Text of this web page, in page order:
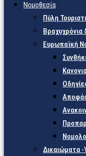
Νομοθεσία
Πύλη
Βραχυχρόνια
Ευρωπαϊκή
Δικαιώματα